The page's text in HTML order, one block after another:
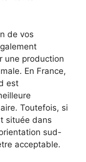
de vos
une production
En France,⁣
est‍
Toutefois, si
située dans
sud-
acceptable.